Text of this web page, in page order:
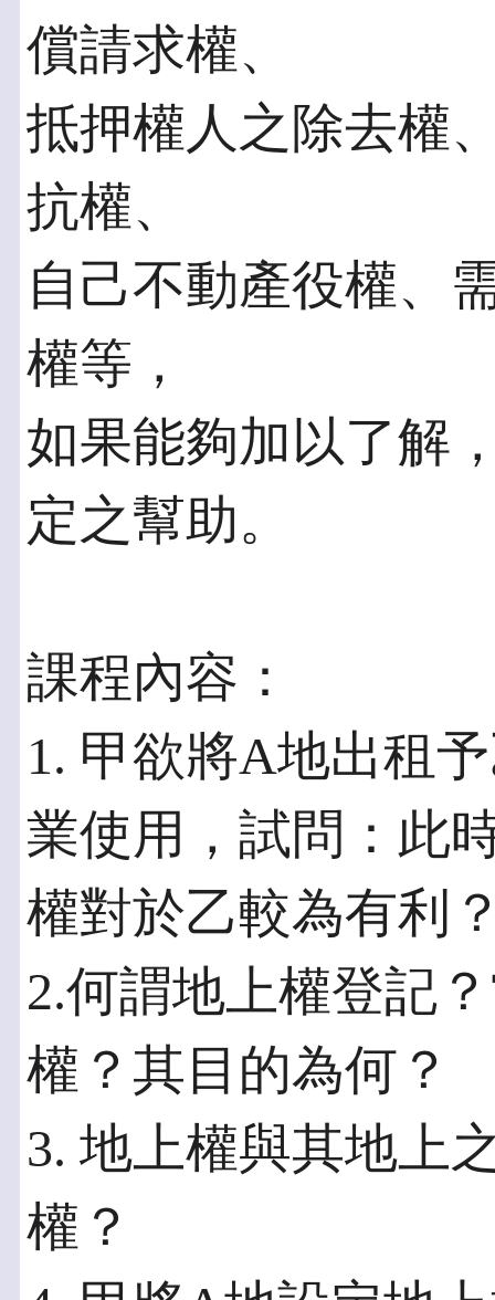
償請求權、
抵押權人之除去權
抗權、
自己不動產役權、
權等，
如果能夠加以了解
定之幫助。
課程內容：
1. 甲欲將A地出租
業使用，試問：此
權對於乙較為有利
2.何謂地上權登記
權？其目的為何？
3. 地上權與其地上
權？